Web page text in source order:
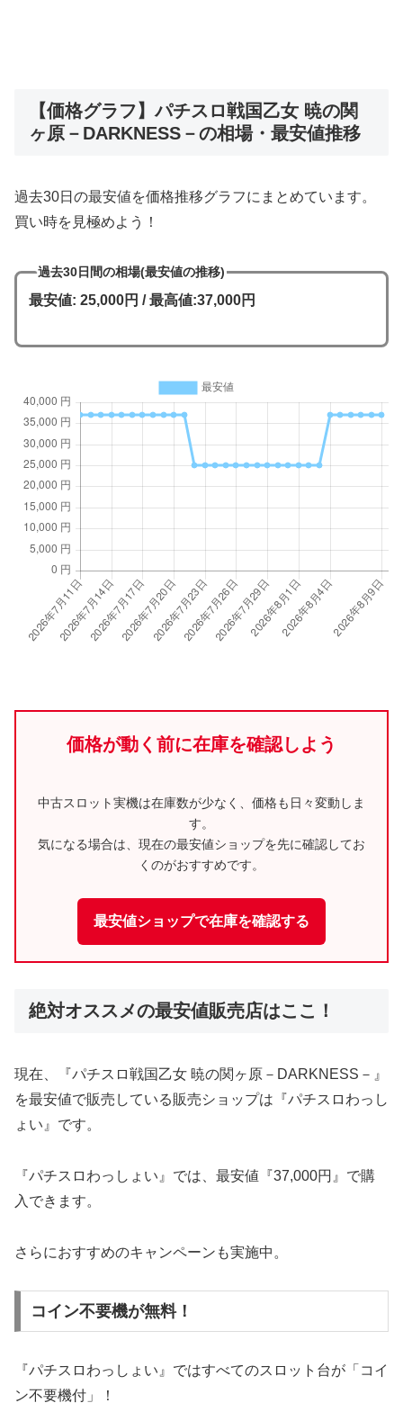
【価格グラフ】パチスロ戦国乙女 暁の関
ヶ原－DARKNESS－の相場・最安値推移
過去30日の最安値を価格推移グラフにまとめています。
買い時を見極めよう！
過去30日間の相場(最安値の推移)
最安値: 25,000円 / 最高値:37,000円
価格が動く前に在庫を確認しよう
中古スロット実機は在庫数が少なく、価格も日々変動しま
す。
気になる場合は、現在の最安値ショップを先に確認してお
くのがおすすめです。
最安値ショップで在庫を確認する
絶対オススメの最安値販売店はここ！
現在、『パチスロ戦国乙女 暁の関ヶ原－DARKNESS－』
を最安値で販売している販売ショップは『パチスロわっし
ょい』です。
『パチスロわっしょい』では、最安値『37,000円』で購
入できます。
さらにおすすめのキャンペーンも実施中。
コイン不要機が無料！
『パチスロわっしょい』ではすべてのスロット台が「コイ
ン不要機付」！